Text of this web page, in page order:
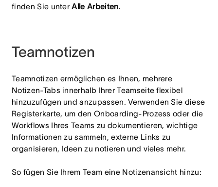
finden Sie unterAlle Arbeiten.
Teamnotizen
Teamnotizen ermöglichen es Ihnen, mehrere
Notizen-Tabs innerhalb Ihrer Teamseite flexibel
hinzuzufügen und anzupassen. Verwenden Sie diese
Registerkarte, um den Onboarding-Prozess oder die
Workflows Ihres Teams zu dokumentieren, wichtige
Informationen zu sammeln, externe Links zu
organisieren, Ideen zu notieren und vieles mehr.
So fügen Sie Ihrem Team eine Notizenansicht hinzu: